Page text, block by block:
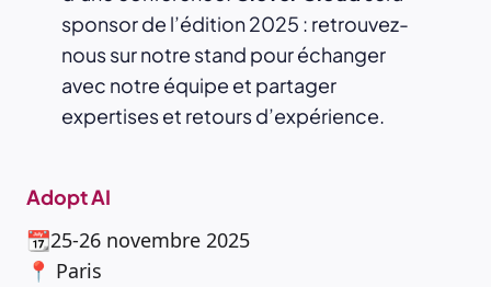
sponsor de l’édition 2025 : retrouvez-
nous sur notre stand pour échanger
avec notre équipe et partager
expertises et retours d’expérience.
Adopt AI
📆25-26 novembre 2025
📍 Paris